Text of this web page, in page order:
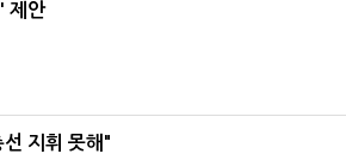
제안
지휘 못해"